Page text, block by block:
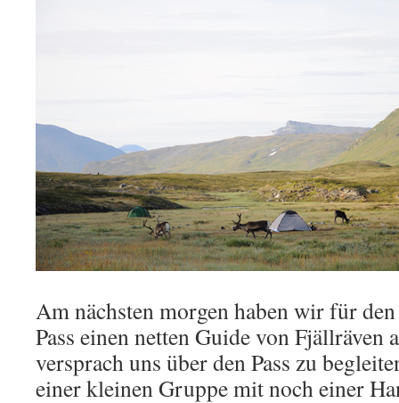
Am nächsten morgen haben wir für
Pass einen netten Guide von Fjällräven
versprach uns über den Pass zu
einer kleinen Gruppe mit noch einer